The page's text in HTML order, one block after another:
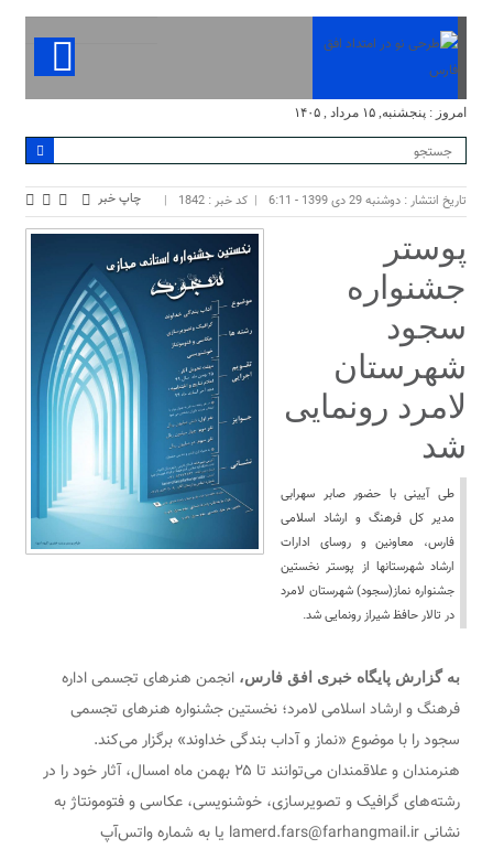
امروز : پنجشنبه, ۱۵ مرداد , ۱۴۰۵
تاریخ انتشار : دوشنبه 29 دی 1399 - 6:11 کد خبر : 1842 چاپ خبر
پوستر
جشنواره
سجود
شهرستان
لامرد رونمایی
شد
طی آیینی با حضور صابر سهرابی
مدیر کل فرهنگ و ارشاد اسلامی
فارس، معاونین و روسای ادارات
ارشاد شهرستانها از پوستر نخستین
جشنواره نماز(سجود) شهرستان لامرد
در تالار حافظ شیراز رونمایی شد.
به گزارش پایگاه خبری افق فارس، انجمن هنرهای تجسمی اداره
فرهنگ و ارشاد اسلامی لامرد؛ نخستین جشنواره هنرهای تجسمی
سجود را با موضوع «نماز و آداب بندگی خداوند» برگزار می‌کند.
هنرمندان و علاقمندان می‌توانند تا ۲۵ بهمن ماه امسال، آثار خود را در
رشته‌های گرافیک و تصویرسازی، خوشنویسی، عکاسی و فتومونتاژ به
نشانی lamerd.fars@farhangmail.ir یا به شماره واتس‌آپ